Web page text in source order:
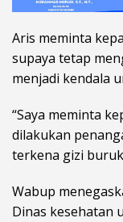
Aris meminta
supaya tetap
menjadi kendala
“Saya meminta
dilakukan
terkena gizi
Wabup
Dinas kesehatan